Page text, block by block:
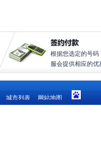
根据您选定的号码
服会提供相应的优
城市列表 网站地图